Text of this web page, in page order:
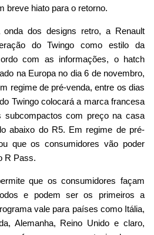
breve hiato para o retorno.
dos designs retro, a Renault
do Twingo como estilo da
com as informações, o hatch
na Europa no dia 6 de novembro,
regime de pré-venda, entre os dias
Twingo colocará a marca francesa
subcompactos com preço na casa
abaixo do R5. Em regime de pré-
que os consumidores vão poder
R Pass.
que os consumidores façam
e podem ser os primeiros a
vale para países como Itália,
Alemanha, Reino Unido e claro,